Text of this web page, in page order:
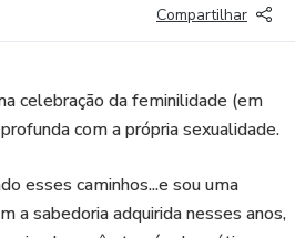
Compartilhar
celebração da feminilidade (em
com a própria sexualidade.
esses caminhos...e sou uma
a sabedoria adquirida nesses anos,